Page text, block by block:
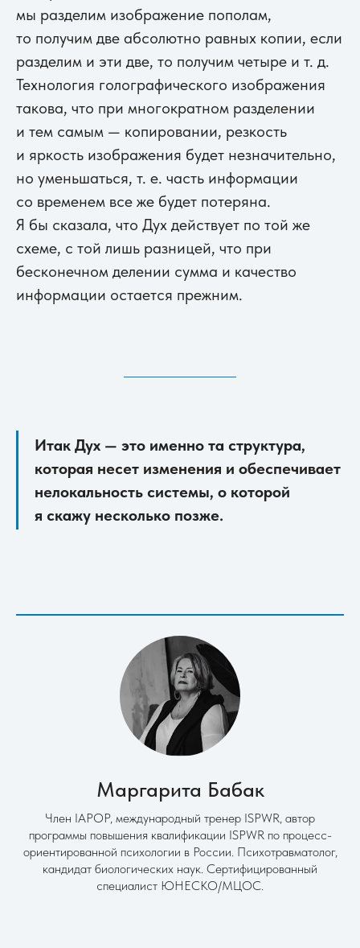
мы разделим изображение пополам,
то получим две абсолютно равных копии, если
разделим и эти две, то получим четыре и т. д.
Технология голографического изображения
такова, что при многократном разделении
и тем самым — копировании, резкость
и яркость изображения будет незначительно,
но уменьшаться, т. е. часть информации
со временем все же будет потеряна.
Я бы сказала, что Дух действует по той же
схеме, с той лишь разницей, что при
бесконечном делении сумма и качество
информации остается прежним.
Итак Дух — это именно та структура,
которая несет изменения и обеспечивает
нелокальность системы, о которой
я скажу несколько позже.
Маргарита Бабак
Член IAPOP, международный тренер ISPWR, автор
программы повышения квалификации ISPWR по процесс-
ориентированной психологии в России. Психотравматолог,
кандидат биологических наук. Сертифицированный
специалист ЮНЕСКО/МЦОС.